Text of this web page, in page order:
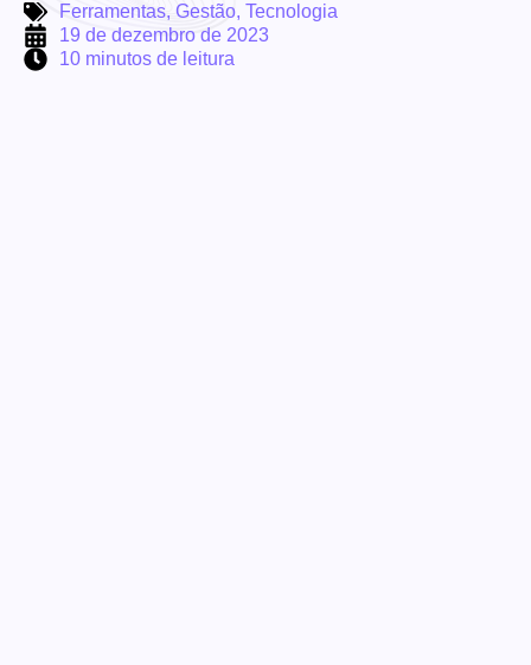
Ferramentas, Gestão, Tecnologia
19 de dezembro de 2023
10 minutos de leitura